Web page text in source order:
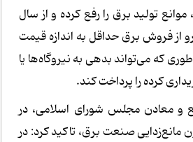
تولید برق را رفع کرده و از سال
از فروش برق حداقل به اندازه قیمت
که می‌تواند بدهی به نیروگاه‌ها یا
کرده را پرداخت کند.
معادن مجلس شورای اسلامی، در
مانع‌زدایی صنعت برق، تاکید کرد: در